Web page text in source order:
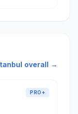
overall →
PRO+